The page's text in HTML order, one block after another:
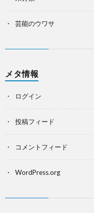
芸能のウワサ
メタ情報
ログイン
投稿フィード
コメントフィード
WordPress.org